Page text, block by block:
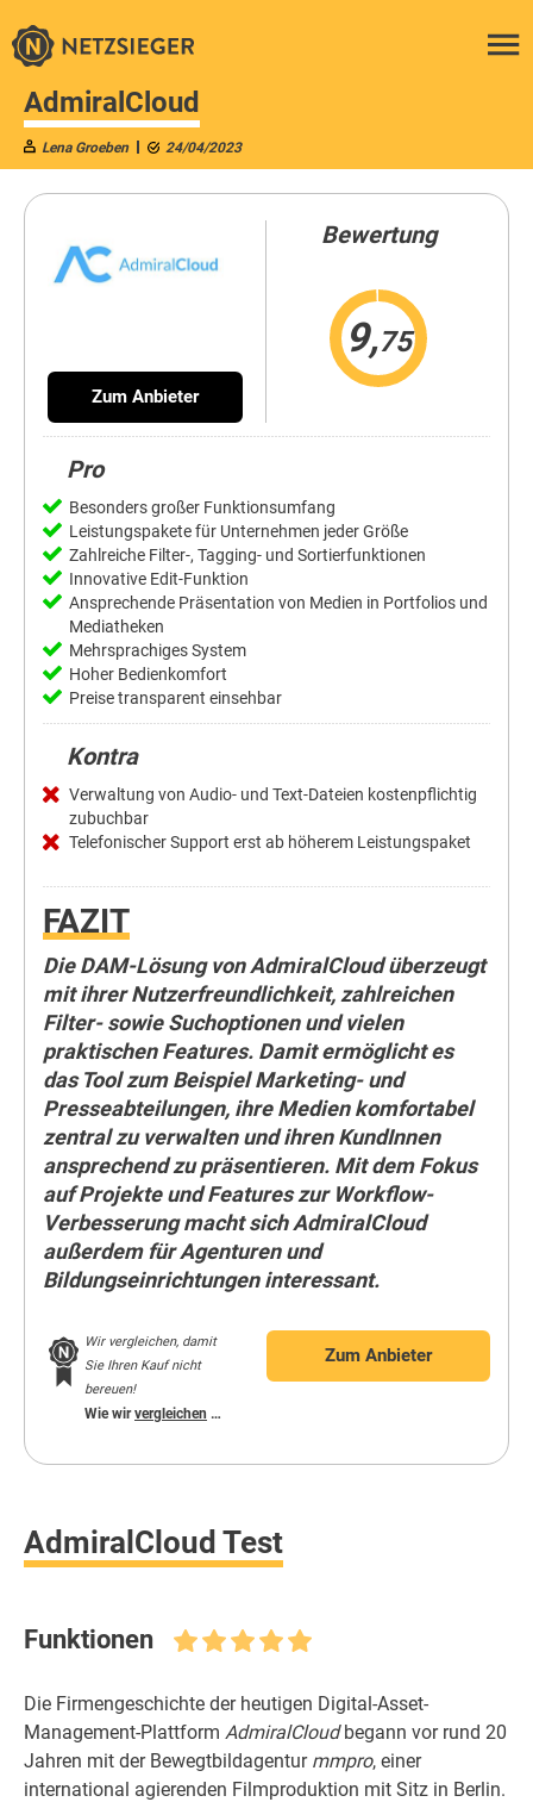
AdmiralCloud
Lena Groeben 24/04/2023
Zum Anbieter
Bewertung
9,75
Pro
Besonders großer Funktionsumfang
Leistungspakete für Unternehmen jeder Größe
Zahlreiche Filter-, Tagging- und Sortierfunktionen
Innovative Edit-Funktion
Ansprechende Präsentation von Medien in Portfolios und
Mediatheken
Mehrsprachiges System
Hoher Bedienkomfort
Preise transparent einsehbar
Kontra
Verwaltung von Audio- und Text-Dateien kostenpflichtig
zubuchbar
Telefonischer Support erst ab höherem Leistungspaket
FAZIT
Die DAM-Lösung von AdmiralCloud überzeugt
mit ihrer Nutzerfreundlichkeit, zahlreichen
Filter- sowie Suchoptionen und vielen
praktischen Features. Damit ermöglicht es
das Tool zum Beispiel Marketing- und
Presseabteilungen, ihre Medien komfortabel
zentral zu verwalten und ihren KundInnen
ansprechend zu präsentieren. Mit dem Fokus
auf Projekte und Features zur Workflow-
Verbesserung macht sich AdmiralCloud
außerdem für Agenturen und
Bildungseinrichtungen interessant.
Wir vergleichen, damit
Sie Ihren Kauf nicht
bereuen!
Wie wirvergleichen …
Zum Anbieter
AdmiralCloud Test
Funktionen
Die Firmengeschichte der heutigen Digital-Asset-
Management-Plattform AdmiralCloudbegann vor rund 20
Jahren mit der Bewegtbildagentur mmpro, einer
international agierenden Filmproduktion mit Sitz in Berlin.